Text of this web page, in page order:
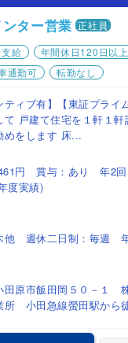
ター営業 正社員
給 年間休日120日以上
通勤可 転勤なし
ティブ有】【東証プライ
て 戸建て住宅を１軒１
めをします 床...
円 賞与：あり 年2
度実績)
他 週休二日制：毎週
田原市飯田岡５０－１
所 小田急線螢田駅から